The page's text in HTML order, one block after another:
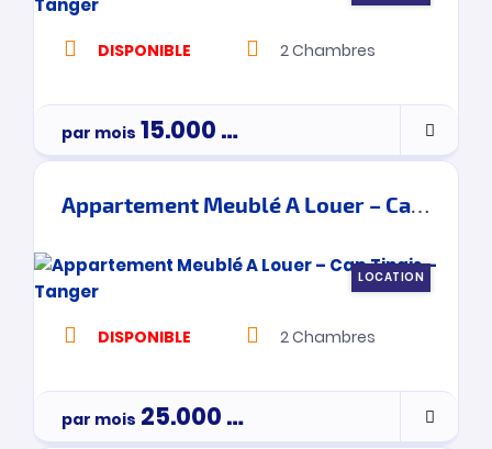
DISPONIBLE 2Chambres
par mois 15.000Dh
Appartement Meublé A Louer – Cap Tingis – Tanger
LOCATION
DISPONIBLE 2Chambres
par mois 25.000Dh